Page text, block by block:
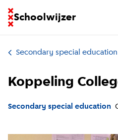
Schoolwijzer
Go to homepage of
Secondary special education
Koppeling
Secondary special education